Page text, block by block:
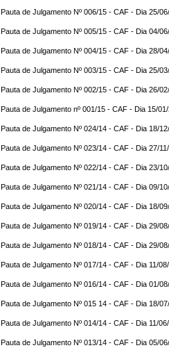
Pauta de Julgamento Nº 006/15 - CAF - Dia 25/
Pauta de Julgamento Nº 005/15 - CAF - Dia 04/
Pauta de Julgamento Nº 004/15 - CAF - Dia 28/
Pauta de Julgamento Nº 003/15 - CAF - Dia 25/
Pauta de Julgamento Nº 002/15 - CAF - Dia 26/
Pauta de Julgamento nº 001/15 - CAF - Dia 15/
Pauta de Julgamento Nº 024/14 - CAF - Dia 18/
Pauta de Julgamento Nº 023/14 - CAF - Dia 27/
Pauta de Julgamento Nº 022/14 - CAF - Dia 23/
Pauta de Julgamento Nº 021/14 - CAF - Dia 09/
Pauta de Julgamento Nº 020/14 - CAF - Dia 18/
Pauta de Julgamento Nº 019/14 - CAF - Dia 29/
Pauta de Julgamento Nº 018/14 - CAF - Dia 29/
Pauta de Julgamento Nº 017/14 - CAF - Dia 11/
Pauta de Julgamento Nº 016/14 - CAF - Dia 01/
Pauta de Julgamento Nº 015 14 - CAF - Dia 18/
Pauta de Julgamento Nº 014/14 - CAF - Dia 11/
Pauta de Julgamento Nº 013/14 - CAF - Dia 05/